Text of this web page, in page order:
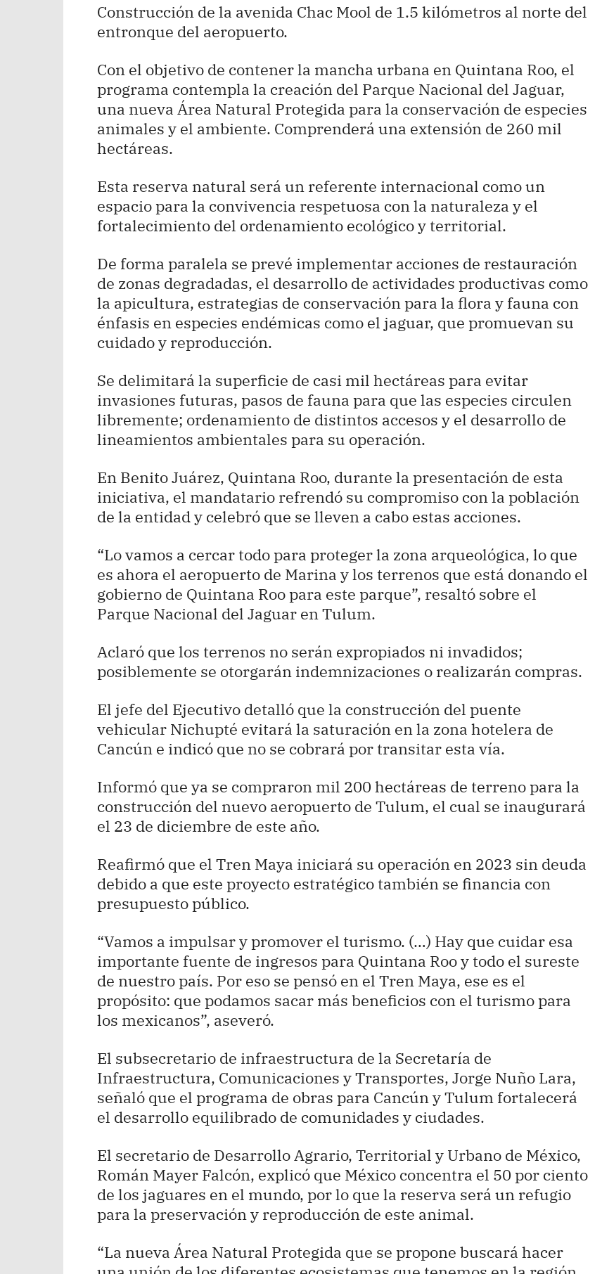
Construcción de la avenida Chac Mool de 1.5 kilómetros al norte del
entronque del aeropuerto.
Con el objetivo de contener la mancha urbana en Quintana Roo, el
programa contempla la creación del Parque Nacional del Jaguar,
una nueva Área Natural Protegida para la conservación de especies
animales y el ambiente. Comprenderá una extensión de 260 mil
hectáreas.
Esta reserva natural será un referente internacional como un
espacio para la convivencia respetuosa con la naturaleza y el
fortalecimiento del ordenamiento ecológico y territorial.
De forma paralela se prevé implementar acciones de restauración
de zonas degradadas, el desarrollo de actividades productivas como
la apicultura, estrategias de conservación para la flora y fauna con
énfasis en especies endémicas como el jaguar, que promuevan su
cuidado y reproducción.
Se delimitará la superficie de casi mil hectáreas para evitar
invasiones futuras, pasos de fauna para que las especies circulen
libremente; ordenamiento de distintos accesos y el desarrollo de
lineamientos ambientales para su operación.
En Benito Juárez, Quintana Roo, durante la presentación de esta
iniciativa, el mandatario refrendó su compromiso con la población
de la entidad y celebró que se lleven a cabo estas acciones.
“Lo vamos a cercar todo para proteger la zona arqueológica, lo que
es ahora el aeropuerto de Marina y los terrenos que está donando el
gobierno de Quintana Roo para este parque”, resaltó sobre el
Parque Nacional del Jaguar en Tulum.
Aclaró que los terrenos no serán expropiados ni invadidos;
posiblemente se otorgarán indemnizaciones o realizarán compras.
El jefe del Ejecutivo detalló que la construcción del puente
vehicular Nichupté evitará la saturación en la zona hotelera de
Cancún e indicó que no se cobrará por transitar esta vía.
Informó que ya se compraron mil 200 hectáreas de terreno para la
construcción del nuevo aeropuerto de Tulum, el cual se inaugurará
el 23 de diciembre de este año.
Reafirmó que el Tren Maya iniciará su operación en 2023 sin deuda
debido a que este proyecto estratégico también se financia con
presupuesto público.
“Vamos a impulsar y promover el turismo. (…) Hay que cuidar esa
importante fuente de ingresos para Quintana Roo y todo el sureste
de nuestro país. Por eso se pensó en el Tren Maya, ese es el
propósito: que podamos sacar más beneficios con el turismo para
los mexicanos”, aseveró.
El subsecretario de infraestructura de la Secretaría de
Infraestructura, Comunicaciones y Transportes, Jorge Nuño Lara,
señaló que el programa de obras para Cancún y Tulum fortalecerá
el desarrollo equilibrado de comunidades y ciudades.
El secretario de Desarrollo Agrario, Territorial y Urbano de México,
Román Mayer Falcón, explicó que México concentra el 50 por ciento
de los jaguares en el mundo, por lo que la reserva será un refugio
para la preservación y reproducción de este animal.
“La nueva Área Natural Protegida que se propone buscará hacer